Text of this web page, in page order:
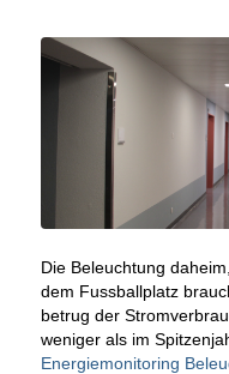
Die Beleuchtung
dem Fussballplatz
betrug der
weniger als im
Energiemonitoring